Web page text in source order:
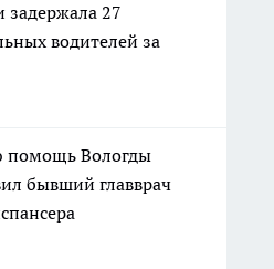
задержала 27
водителей за
помощь Вологды
бывший главврач